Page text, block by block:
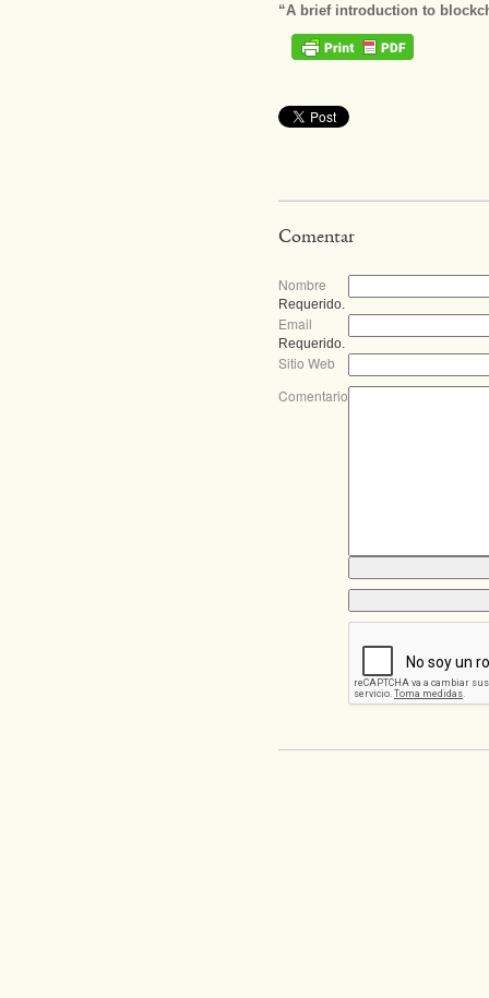
“A brief introduction to
Comentar
Nombre
Requerido.
Email
Requerido.
Sitio Web
Comentario